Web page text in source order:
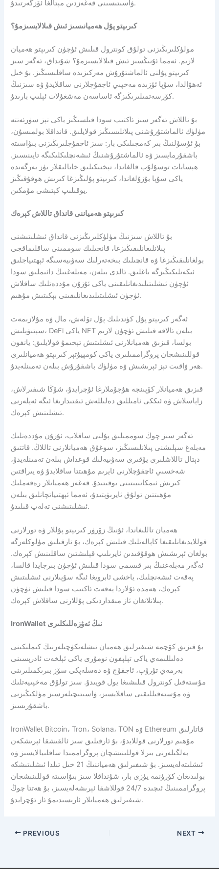
ۋاسىتىسىنى قەغەزدىن مېتالغا ئۆزگەرتىدۇ.
كىرىپتو پۇل ھەميانىسىز ئىش قىلالايسىزمۇ؟
مۈلۈكلىرىڭىزنى تولۇق كونترول قىلىش ئۈچۈن كىرىپتو ھەميان
لازىم. ئەمما ئۇنىڭسىز ئىش قىلالايسىزمۇ؟ شۇنداق، ئەگەر سىز
كىرىپتو پۇلنى ئالماشتۇرۇش مەركىزىدە ساقلىسىڭىز. بۇ خىل
ئەھۋالدا، سۇپا ئۆزىدە مەخپىي ئاچقۇچلارنى ساقلايدۇ ۋە سىزنىڭ
كۆرسەتمىلىرىڭىزگە ئاساسەن مەشغۇلات ئېلىپ بارىدۇ.
بۇ تاللاش ئەگەر سىز ئاكتىپ سودا قىلسىڭىز ياكى تېز سۈرئەتتە
مۈلۈك ئالماشتۇرۇشنى پىلانلىسىڭىز قولايلىق. قانداقلا بولمىسۇن،
بۇ ئۇسۇلنىڭ بىر كەمچىلىكى بار: سىز ئاچقۇچلىرىڭىزنى بىۋاسىتە
باشقۇرمايسىز ۋە ئالماشتۇرۇشنىڭ ئىشەنچلىكلىكىگە تايىنىسىز.
ھېسابات توسۇلۇپ قالغاندا، تېخنىكىلىق خاتالىقلار يۈز بەرگەندە
ياكى سۇپا بۇزۇلغاندا، كىرىپتو پۇلىڭىزغا كىرىش ھوقۇقىڭىز
يوقىلىپ كېتىشى مۇمكىن.
كىرىپتو ھەمياننى قانداق تاللاش كېرەك
بۇ تاللاش سىزنىڭ مۈلۈكلىرىڭىزنى قانداق ئىشلىتىشنى
پىلانلىغانلىقىڭىزغا، قانچىلىك سوممىنى ساقلىماقچى
بولغانلىقىڭىزغا ۋە قانچىلىك بىخەتەرلىك سەۋىيەسىگە ئېھتىياجلىق
ئىكەنلىكىڭىزگە باغلىق. ئالدى بىلەن، مەبلەغنىڭ دائىملىق سودا
ئۈچۈن ئىشلىتىلىدىغانلىقىنى ياكى ئۇزۇن مۇددەتلىك ساقلاش
ئۈچۈن ئىشلىتىلىدىغانلىقىنى بېكىتىش مۇھىم.
ئەگەر كىرىپتو پۇل كۈندىلىك پۇل تۆلەش، مال ۋە مۇلازىمەت
سېتىۋېلىش، DeFi ياكى NFT بىلەن ئالاقە قىلىش ئۈچۈن لازىم
بولسا، قىزىق ھەميانلارنى ئىشلىتىش تېخىمۇ قولايلىق: يانفون
قوللىنىشچان پروگراممىلىرى ياكى كومپيۇتېر كىرىپتو ھەميانلىرى
ھەر ۋاقىت تېز ئېرىشىش ۋە مۈلۈك باشقۇرۇش بىلەن تەمىنلەيدۇ.
قىزىق ھەميانلار كۆپىنچە ھۇجۇملارغا ئۇچرايدۇ، شۇڭا شىفىرلاش،
زاپاسلاش ۋە ئىككى ئامىللىق دەلىللەش ئىقتىدارىغا ئىگە ئەپلەرنى
ئىشلىتىش كېرەك.
ئەگەر سىز چوڭ سوممىلىق پۇلنى ساقلاپ، ئۇزۇن مۇددەتلىك
مەبلەغ سېلىشنى پىلانلىسىڭىز، سوغۇق ھەميانلارنى تاللاڭ. قاتتىق
دېتال تاللاشلىرى يۇقىرى سەۋىيەلىك قوغداش بىلەن تەمىنلەيدۇ،
شەخسىي ئاچقۇچلارنى ئايرىم مۇھىتتا ساقلايدۇ ۋە يىراقتىن
كىرىش ئىمكانىيىتىنى يوقىتىدۇ. قەغەز ھەميانلار رەقەملىك
مۇھىتتىن تولۇق ئايرىۋېتىدۇ، ئەمما ئېھتىياتچانلىق بىلەن
ئىشلىتىشنى تەلەپ قىلىدۇ.
ھەميان تاللىغاندا، ئۇنىڭ زۆرۈر كىرىپتو پۇللار ۋە تورلارنى
قوللايدىغانلىقىغا كاپالەتلىك قىلىش كېرەك، بۇ ئارقىلىق مۈلۈكلەرگە
بولغان ئېرىشىش ھوقۇقىدىن ئايرىلىپ قېلىشتىن ساقلىنىش كېرەك.
ئەگەر مەبلەغنىڭ بىر قىسمى سودا قىلىش ئۈچۈن بىرجايدا قالسا،
پەقەت ئىشەنچلىك، ياخشى ئابرويغا ئىگە سۇپىلارنى ئىشلىتىش
كېرەك، ھەمدە ئۇلاردا پەقەت ئاكتىپ سودا قىلىش ئۈچۈن
پىلانلانغان ئاز مىقداردىكى پۇللارنى ساقلاش كېرەك.
IronWallet نىڭ ئەۋزەللىكلىرى
بۇ قىزىق كۆچمە شىفىرلىق ھەميان ئىشلەتكۈچىلەرنىڭ كىملىكىنى
دەلىللىمەي ياكى تېلېفون نومۇرى ياكى ئېلخەت ئادرېسىنى
بەرمەي تۇرۇپ، ئاچقۇچ ۋە دەسلەپكى سۆز بىرىكمىلىرىنى
مۇستەقىل كونترول قىلىشىغا يول قويىدۇ. سىز تولۇق مەخپىيەتلىك
ۋە مۇستەقىللىقنى ساقلايسىز، ۋاسىتىچىلەرسىز مۈلكىڭىزنى
باشقۇرىسىز.
IronWallet Bitcoin، Tron، Solana، TON ۋە Ethereum قاتارلىق
مۇھىم تورلارنى قوللايدۇ، بۇ ئارقىلىق سىز ئالقىشقا ئېرىشكەن
بەلگىلەرنى بىرلا قوللىنىشچان پروگراممىدا ساقلىيالايسىز ۋە
ئىشلىتەلەيسىز. بۇ شىفىرلىق ھەمياننىڭ 21 خىل تىلدا ئىشلىتىشكە
بولىدىغان كۆرۈنمە يۈزى بار، شۇنداقلا سىز بىۋاسىتە قوللىنىشچان
پروگراممىنىڭ ئىچىدە 24/7 قوللاشقا ئېرىشەلەيسىز، بۇ ھەتتا چوڭ
شىفىرلىق ھەميانلار ئارىسىدىمۇ ئاز ئۇچرايدۇ.
PREVIOUS NEXT